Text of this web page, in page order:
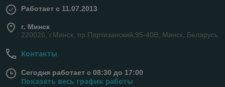
Работает с 11.07.2013
г. Минск
220026, г.Минск, пр.Партизанский,95-40В, Минск, Беларусь
Контакты
Сегодня работает с 08:30 до 17:00
Показать весь график работы